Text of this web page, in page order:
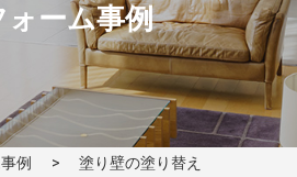
ォーム事例
例 塗り壁の塗り替え